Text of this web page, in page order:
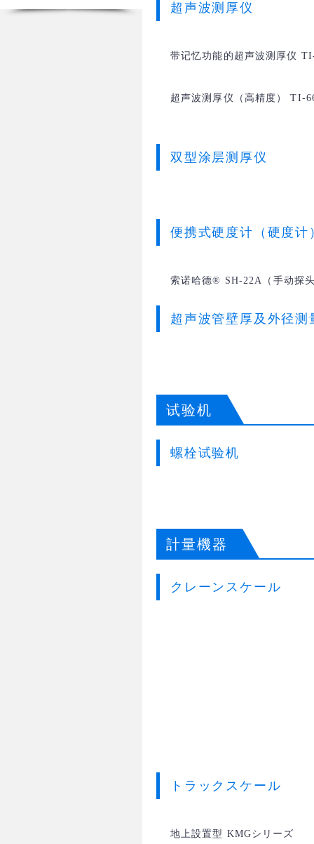
超声波测厚仪
带记忆功能的超声波测厚仪
超声波测厚仪（高精度） TI-
双型涂层测厚仪
便携式硬度计（硬度计
索诺哈德® SH-22A（手动探
超声波管壁厚及外径测
试验机
螺栓试验机
計量機器
クレーンスケール
トラックスケール
地上設置型 KMGシリーズ